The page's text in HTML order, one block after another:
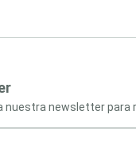
nuestra newsletter para